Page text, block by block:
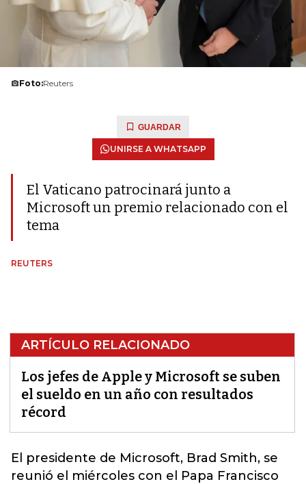
Foto:Reuters
GUARDAR
UNIRSE A WHATSAPP
El Vaticano patrocinará junto a
Microsoft un premio relacionado con el
tema
REUTERS
ARTÍCULO RELACIONADO
Los jefes de Apple y Microsoft se suben
el sueldo en un año con resultados
récord
El presidente de Microsoft, Brad Smith, se
reunió el miércoles con el Papa Francisco